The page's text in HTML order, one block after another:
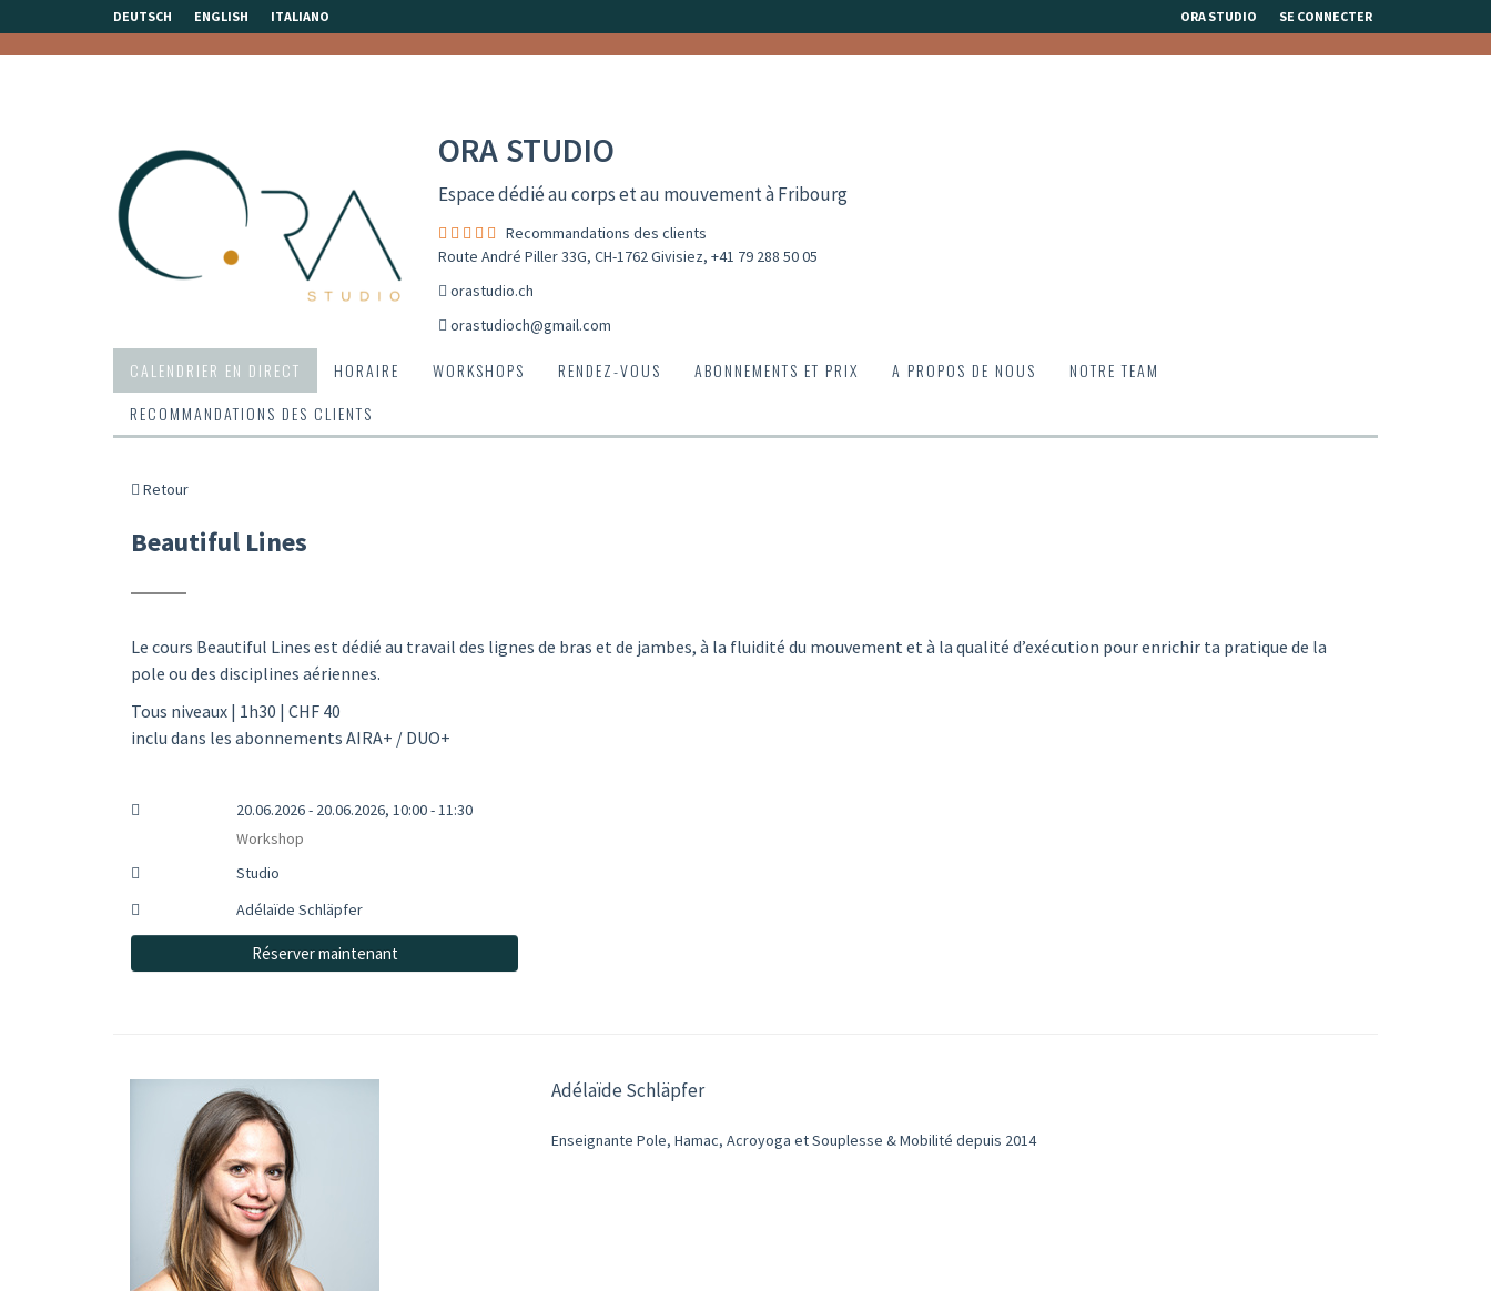
DEUTSCH ENGLISH ITALIANO ORA STUDIO SE CONNECTER
ORA STUDIO
Espace dédié au corps et au mouvement à Fribourg
Recommandations des clients
Route André Piller 33G, CH-1762 Givisiez, +41 79 288 50 05
orastudio.ch
orastudioch@gmail.com
CALENDRIER EN DIRECT HORAIRE WORKSHOPS RENDEZ-VOUS ABONNEMENTS ET PRIX A PROPOS DE NOUS
NOTRE TEAM
RECOMMANDATIONS DES CLIENTS
Retour
Beautiful Lines
Le cours Beautiful Lines est dédié au travail des lignes de bras et de jambes, à la fluidité du mouvement et à la qualité d’exécution pour enrichir ta pratique de la
pole ou des disciplines aériennes.
Tous niveaux | 1h30 | CHF 40
inclu dans les abonnements AIRA+ / DUO+
20.06.2026 - 20.06.2026, 10:00 - 11:30
Workshop
Studio
Adélaïde Schläpfer
Réserver maintenant
Adélaïde Schläpfer
Enseignante Pole, Hamac, Acroyoga et Souplesse & Mobilité depuis 2014